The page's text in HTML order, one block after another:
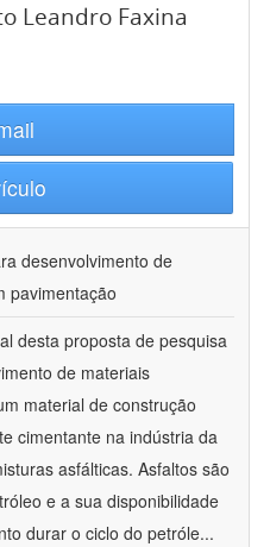
Leandro Faxina
desenvolvimento de
pavimentação
desta proposta de pesquisa
de materiais
material de construção
cimentante na indústria da
asfálticas. Asfaltos são
e a sua disponibilidade
durar o ciclo do petróle...